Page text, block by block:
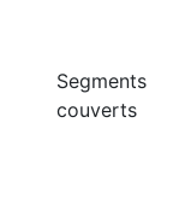
Segments
couverts